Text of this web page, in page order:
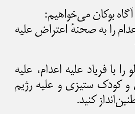
بوکان می‌خواهیم:
را به صحنهٔ اعتراض علیه
با فریاد علیه اعدام، علیه
کودک ستیزی و علیه رژیم
کنید.